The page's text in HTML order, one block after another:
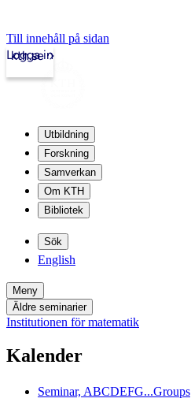
Till innehåll på sidan
kth.se
Logga in
Utbildning
Forskning
Samverkan
Om KTH
Bibliotek
Sök
English
Meny
Äldre seminarier
Institutionen för matematik
Kalender
Seminar, ABCDEFG...Groups